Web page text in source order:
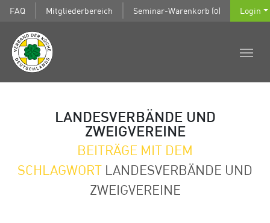
FAQ Mitgliederbereich Seminar-Warenkorb (0) Login
LANDESVERBÄNDE UND
ZWEIGVEREINE
BEITRÄGE MIT DEM
SCHLAGWORT LANDESVERBÄNDE UND
ZWEIGVEREINE